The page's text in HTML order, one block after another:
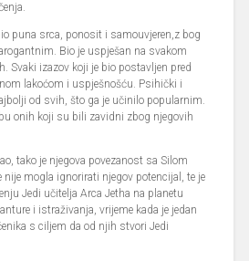
puna srca, ponosit i samouvjeren,z bog
Bio je uspješan na svakom
Svaki izazov koji je bio postavljen pred
lakoćom i uspješnošću. Psihički i
od svih, što ga je učinilo popularnim.
onih koji su bili zavidni zbog njegovih
tako je njegova povezanost sa Silom
nije mogla ignorirati njegov potencijal, te je
Jedi učitelja Arca Jetha na planetu
i istraživanja, vrijeme kada je jedan
s ciljem da od njih stvori Jedi